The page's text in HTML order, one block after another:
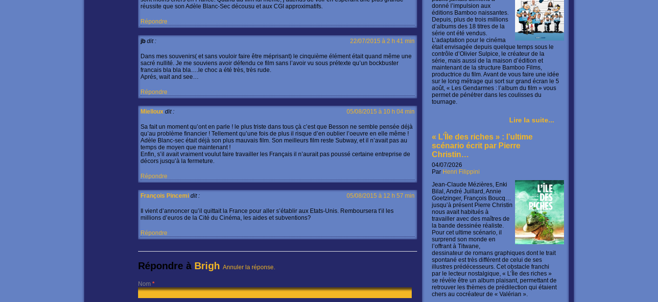
donné l’impulsion aux
éditions Bamboo naissantes.
Depuis, plus de trois millions
d’albums des 18 titres de la
série ont été vendus.
L’adaptation pour le cinéma
était envisagée depuis quelque temps sous le
contrôle d’Olivier Sulpice, le créateur de la
série, mais aussi de la maison d’édition et
maintenant de la structure Bamboo Films,
productrice du film. Avant de vous faire une idée
sur le long métrage qui sort sur grand écran le 5
août, « Les Gendarmes : l’album du film » vous
permet de pénétrer dans les coulisses du
tournage.
Lire la suite...
« L’Île des riches » : l’ultime
scénario écrit par Pierre
Christin…
04/07/2026
Par Henri Filippini
Jean-Claude Mézières, Enki
Bilal, André Juillard, Annie
Goetzinger, François Boucq…
jusqu’à présent Pierre Christin
nous avait habitués à
travailler avec des maîtres de
la bande dessinée réaliste.
Pour cet ultime scénario, il
surprend son monde en
l’offrant à Titwane,
dessinateur de romans graphiques dont le trait
spontané est très différent de celui de ses
illustres prédécesseurs. Cet obstacle franchi
par le lecteur nostalgique, « L’Île des riches »
se révèle être un album plaisant, permettant de
retrouver les thèmes de prédilection qui étaient
chers au cocréateur de « Valérian ».
réussite que son Adèle Blanc-Sec décousu et aux CGI approximatifs.
Répondre
jb dit : 22/07/2015 à 2 h 41 min
Dans mes souvenirs( et sans vouloir faire être méprisant) le cinquième élément était quand même une
sacré nullité. Je me souviens avoir défendu ce film sans l’avoir vu sous prétexte qu’un bockbuster
francais bla bla bla….le choc a été très, très rude.
Aprés, wait and see…
Répondre
Mielloux dit : 05/08/2015 à 10 h 04 min
Sa fait un moment qu’ont en parle ! le plus triste dans tous çà c’est que Besson ne semble pensée déjà
qu’au problème financier ! Tellement qu’une fois de plus il risque d’en oublier l’oeuvre en elle même !
Adèle Blanc-sec était déjà son plus mauvais film. Son meilleurs film reste Subway, et il n’avait pas au
temps de moyen que maintenant !
Enfin, s’il avait vraiment voulut faire travailler les Français il n’aurait pas poussé certaine entreprise de
décors jusqu’à la fermeture.
Répondre
François Pincemi dit : 05/08/2015 à 12 h 57 min
Il vient d’annoncer qu’il quittait la France pour aller s’établir aux Etats-Unis. Remboursera t’il les
millions d’euros de la Cité du Cinéma, les aides et subventions?
Répondre
Répondre à Brigh Annuler la réponse.
Nom *